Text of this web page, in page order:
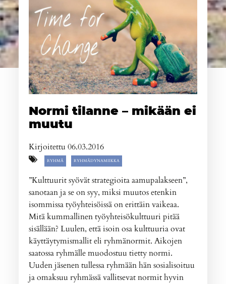
Normi tilanne – mikään ei
muutu
Kirjoitettu 06.03.2016
RYHMÄ RYHMÄDYNAMIIKKA
”Kulttuurit syövät strategioita aamupalakseen”,
sanotaan ja se on syy, miksi muutos etenkin
isommissa työyhteisöissä on erittäin vaikeaa.
Mitä kummallinen työyhteisökulttuuri pitää
sisällään? Luulen, että isoin osa kulttuuria ovat
käyttäytymismallit eli ryhmänormit. Aikojen
saatossa ryhmälle muodostuu tietty normi.
Uuden jäsenen tullessa ryhmään hän sosialisoituu
ja omaksuu ryhmässä vallitsevat normit hyvin